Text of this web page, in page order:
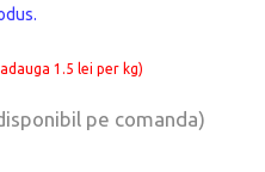
1.5 lei per kg)
pe comanda)